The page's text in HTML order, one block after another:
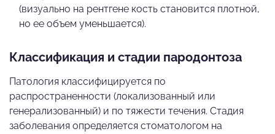
(визуально на рентгене кость становится плотной,
но ее объем уменьшается).
Классификация и стадии пародонтоза
Патология классифицируется по
распространенности (локализованный или
генерализованный) и по тяжести течения. Стадия
заболевания определяется стоматологом на